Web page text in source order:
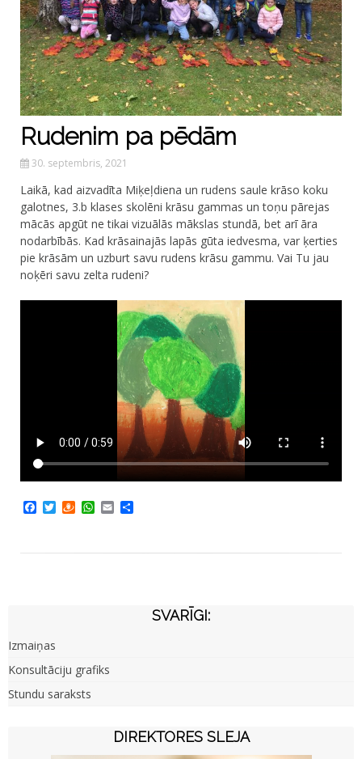
Rudenim pa pēdām
30. septembris, 2021
Laikā, kad aizvadīta Miķeļdiena un rudens saule krāso koku
galotnes, 3.b klases skolēni krāsu gammas un toņu pārejas
mācās apgūt ne tikai vizuālās mākslas stundā, bet arī āra
nodarbībās. Kad krāsainajās lapās gūta iedvesma, var ķerties
pie krāsām un uzburt savu rudens krāsu gammu. Vai Tu jau
noķēri savu zelta rudeni?
Facebook
TwitterDraugiem
WhatsApp
Email
SVARĪGI:
Izmaiņas
Konsultāciju grafiks
Stundu saraksts
DIREKTORES SLEJA